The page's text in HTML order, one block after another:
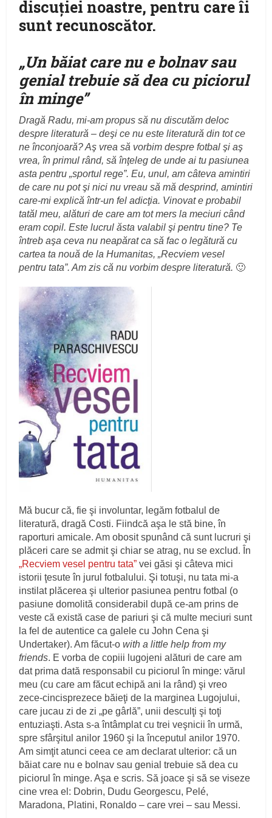
discuţiei noastre, pentru care îi
sunt recunoscător.
„Un băiat care nu e bolnav sau
genial trebuie să dea cu piciorul
în minge”
Dragă Radu, mi-am propus să nu discutăm deloc
despre literatură – deşi ce nu este literatură din tot ce
ne înconjoară? Aş vrea să vorbim despre fotbal şi aş
vrea, în primul rând, să înţeleg de unde ai tu pasiunea
asta pentru „sportul rege”. Eu, unul, am câteva amintiri
de care nu pot şi nici nu vreau să mă desprind, amintiri
care-mi explică într-un fel adicţia. Vinovat e probabil
tatăl meu, alături de care am tot mers la meciuri când
eram copil. Este lucrul ăsta valabil şi pentru tine? Te
întreb aşa ceva nu neapărat ca să fac o legătură cu
cartea ta nouă de la Humanitas, „Recviem vesel
pentru tata”. Am zis că nu vorbim despre literatură. 🙂
Mă bucur că, fie şi involuntar, legăm fotbalul de
literatură, dragă Costi. Fiindcă aşa le stă bine, în
raporturi amicale. Am obosit spunând că sunt lucruri şi
plăceri care se admit şi chiar se atrag, nu se exclud. În
„Recviem vesel pentru tata” vei găsi şi câteva mici
istorii ţesute în jurul fotbalului. Şi totuşi, nu tata mi-a
instilat plăcerea şi ulterior pasiunea pentru fotbal (o
pasiune domolită considerabil după ce-am prins de
veste că există case de pariuri şi că multe meciuri sunt
la fel de autentice ca galele cu John Cena şi
Undertaker). Am făcut-owith a little help from my
friends. E vorba de copiii lugojeni alături de care am
dat prima dată responsabil cu piciorul în minge: vărul
meu (cu care am făcut echipă ani la rând) şi vreo
zece-cincisprezece băieţi de la marginea Lugojului,
care jucau zi de zi „pe gârlă”, unii desculţi şi toţi
entuziaşti. Asta s-a întâmplat cu trei veşnicii în urmă,
spre sfârşitul anilor 1960 şi la începutul anilor 1970.
Am simţit atunci ceea ce am declarat ulterior: că un
băiat care nu e bolnav sau genial trebuie să dea cu
piciorul în minge. Aşa e scris. Să joace şi să se viseze
cine vrea el: Dobrin, Dudu Georgescu, Pelé,
Maradona, Platini, Ronaldo – care vrei – sau Messi.